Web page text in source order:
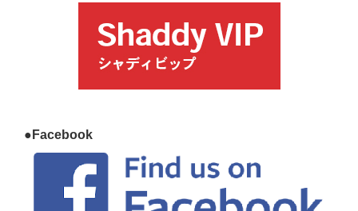
●Facebook